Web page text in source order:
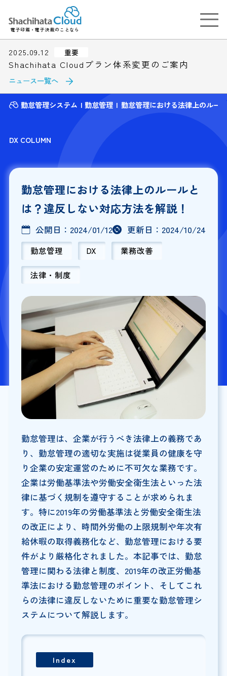
電子印鑑・電子決裁のことなら
2025.09.12 重要
Shachihata Cloudプラン体系変更のご案内
ニュース一覧へ
勤怠管理システム 勤怠管理 勤怠管理における法律上のルー
DX COLUMN
勤怠管理における法律上のルールと
は？違反しない対応方法を解説！
公開日： 2024/01/12 更新日： 2024/10/24
勤怠管理 DX 業務改善
法律・制度
勤怠管理は、企業が行うべき法律上の義務であ
り、勤怠管理の適切な実施は従業員の健康を守
り企業の安定運営のために不可欠な業務です。
企業は労働基準法や労働安全衛生法といった法
律に基づく規制を遵守することが求められま
す。特に2019年の労働基準法と労働安全衛生法
の改正により、時間外労働の上限規制や年次有
給休暇の取得義務化など、勤怠管理における要
件がより厳格化されました。本記事では、勤怠
管理に関わる法律と制度、2019年の改正労働基
準法における勤怠管理のポイント、そしてこれ
らの法律に違反しないために重要な勤怠管理シ
ステムについて解説します。
Index